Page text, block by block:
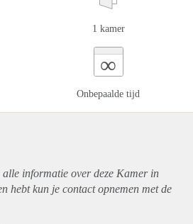
1 kamer
∞
Onbepaalde tijd
informatie over deze Kamer in
hebt kun je contact opnemen met de